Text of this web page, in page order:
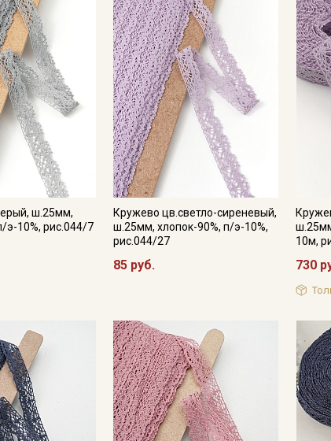
ш.25мм,
э-10%, рис.044/7
Кружево цв.светло-сиреневый,
ш.25мм, хлопок-90%, п/э-10%,
рис.044/27
85 руб.
10м,
730
Секретная рассылка от
промокоды и скидки до 30% на узкие
категории тканей
Электронная почта